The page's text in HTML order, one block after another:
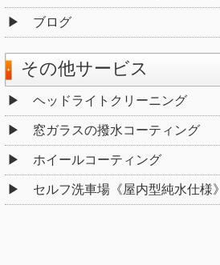
ブログ
その他サービス
ヘッドライトクリーニング
窓ガラスの撥水コーティング
ホイールコーティング
セルフ洗車場《屋内型純水仕様》